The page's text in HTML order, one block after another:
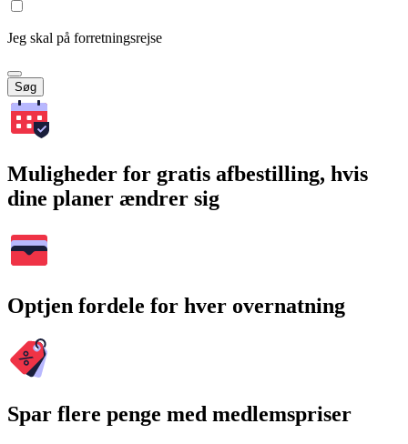
Jeg skal på forretningsrejse
Søg
Muligheder for gratis afbestilling, hvis
dine planer ændrer sig
Optjen fordele for hver overnatning
Spar flere penge med medlemspriser